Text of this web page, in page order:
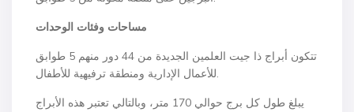
مساحات وفئات الوحدات
تتكون أبراج ذا جيت العلمين الجديدة من 44 دور منهم 5 طوابق
للأعمال الإدارية ومنطقة ترفيهية للأطفال.
يبلغ طول كل برج حوالي 170 متر، وبالتالي تعتبر هذه الأبراج